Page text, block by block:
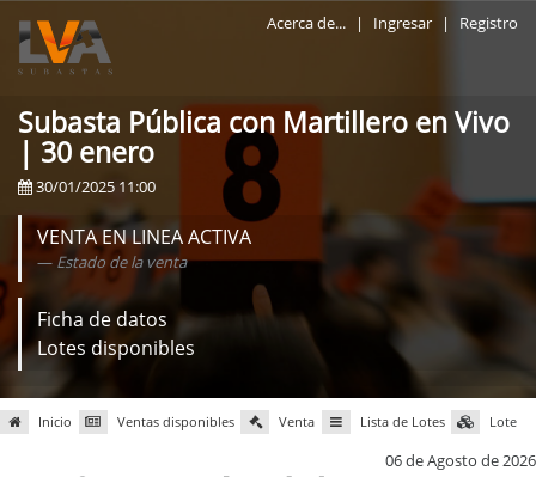
Acerca de... | Ingresar | Registro
Subasta Pública con Martillero en Vivo
| 30 enero
30/01/2025 11:00
VENTA EN LINEA ACTIVA
Estado de la venta
Ficha de datos
Lotes disponibles
Inicio Ventas disponibles Venta Lista de Lotes Lote
06 de Agosto de 2026